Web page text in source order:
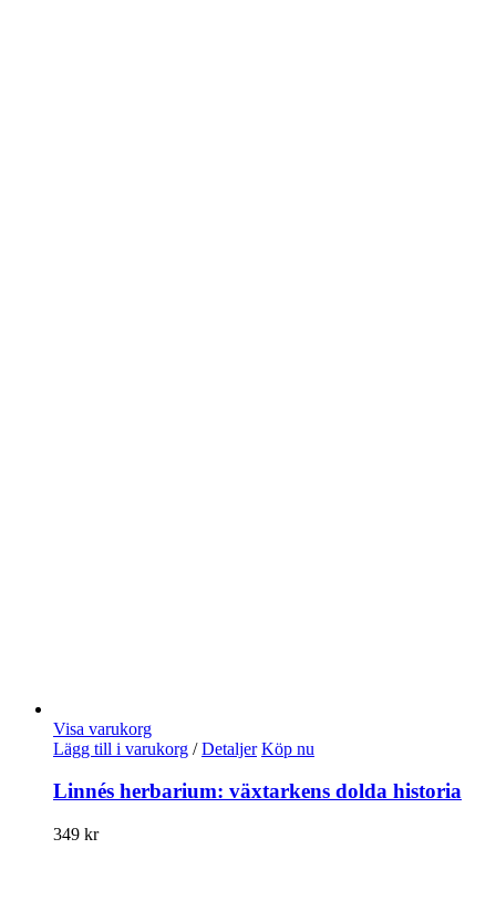
Visa varukorg
Lägg till i varukorg / Detaljer Köp nu
Linnés herbarium: växtarkens dolda historia
349 kr